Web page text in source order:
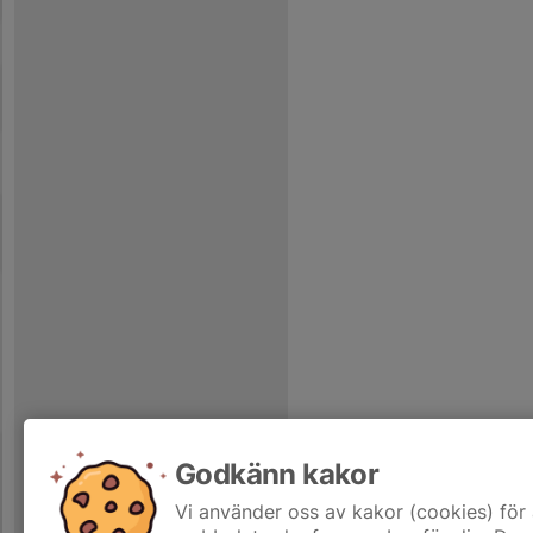
Godkänn kakor
Vi använder oss av kakor (cookies)